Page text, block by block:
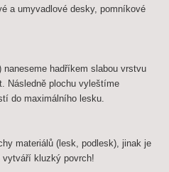
a umyvadlové desky, pomníkové
hadříkem slabou vrstvu
Následně plochu vyleštíme
do maximálního lesku.
materiálů (lesk, podlesk), jinak je
vytváří kluzký povrch!